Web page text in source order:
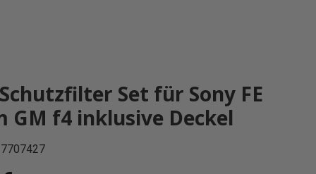
Set für Sony FE
GM f4 inklusive Deckel